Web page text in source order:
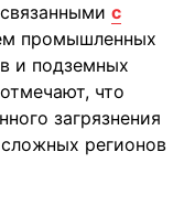
с
промышленных
и подземных
что
загрязнения
регионов